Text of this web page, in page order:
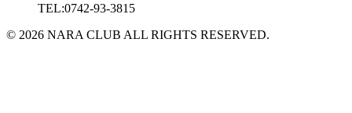
TEL:0742-93-3815
© 2026 NARA CLUB ALL RIGHTS RESERVED.